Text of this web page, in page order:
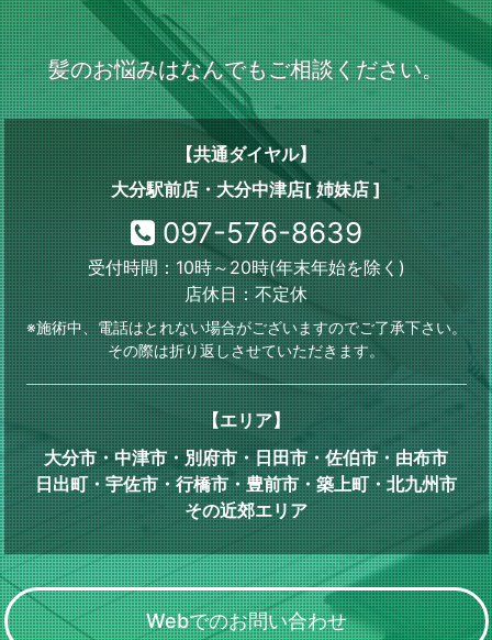
髪のお悩みはなんでもご相談ください。
【共通ダイヤル】
大分駅前店・大分中津店[ 姉妹店 ]
097-576-8639
受付時間：10時～20時(年末年始を除く)
店休日：不定休
※施術中、電話はとれない場合がございますのでご了承下さい。
その際は折り返しさせていただきます。
【エリア】
大分市・中津市・別府市・日田市・佐伯市・由布市
日出町・宇佐市・行橋市・豊前市・築上町・北九州市
その近郊エリア
Webでのお問い合わせ